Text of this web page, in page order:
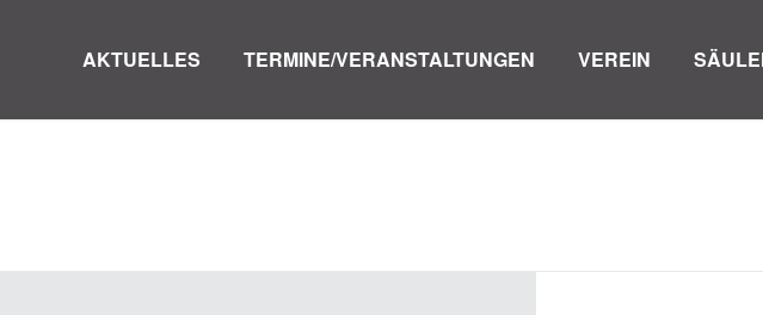
AKTUELLES TERMINE/VERANSTALTUNGEN VEREIN